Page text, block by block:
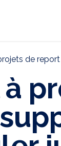
de report
à